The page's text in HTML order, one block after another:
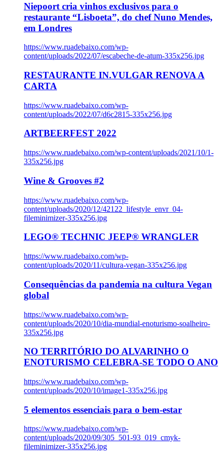
Niepoort cria vinhos exclusivos para o
restaurante “Lisboeta”, do chef Nuno Mendes,
em Londres
https://www.ruadebaixo.com/wp-
content/uploads/2022/07/escabeche-de-atum-335x256.jpg
RESTAURANTE IN.VULGAR RENOVA A
CARTA
https://www.ruadebaixo.com/wp-
content/uploads/2022/07/d6c2815-335x256.jpg
ARTBEERFEST 2022
https://www.ruadebaixo.com/wp-content/uploads/2021/10/1-
335x256.jpg
Wine & Grooves #2
https://www.ruadebaixo.com/wp-
content/uploads/2020/12/42122_lifestyle_envr_04-
fileminimizer-335x256.jpg
LEGO® TECHNIC JEEP® WRANGLER
https://www.ruadebaixo.com/wp-
content/uploads/2020/11/cultura-vegan-335x256.jpg
Consequências da pandemia na cultura Vegan
global
https://www.ruadebaixo.com/wp-
content/uploads/2020/10/dia-mundial-enoturismo-soalheiro-
335x256.jpg
NO TERRITÓRIO DO ALVARINHO O
ENOTURISMO CELEBRA-SE TODO O ANO
https://www.ruadebaixo.com/wp-
content/uploads/2020/10/image1-335x256.jpg
5 elementos essenciais para o bem-estar
https://www.ruadebaixo.com/wp-
content/uploads/2020/09/305_501-93_019_cmyk-
fileminimizer-335x256.jpg